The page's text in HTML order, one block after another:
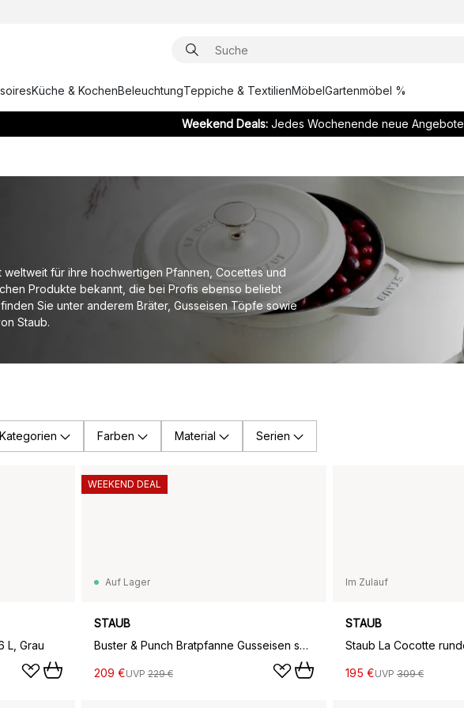
Küche & KochenBeleuchtungTeppiche & TextilienMöbelGartenmöbel %
Weekend Deals:Jedes Wochenende neue Angebote
für ihre hochwertigen Pfannen, Cocettes und
Produkte bekannt, die bei Profis ebenso beliebt
Sie unter anderem Bräter, Gusseisen Töpfe sowie
Staub.
Kategorien Farben Material Serien
L, Grau
Auf Lager
STAUB
Buster & Punch Bratpfanne Gusseisen schwarz Ø28 cm, Messinggriff
209 €UVP 229 €
WEEKEND DEAL
Im Zulauf
STAUB
195 €UVP 309 €